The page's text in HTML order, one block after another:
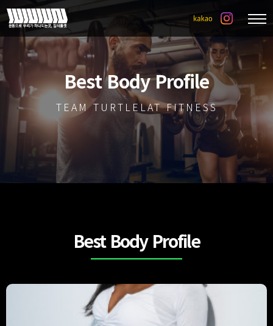
Best Body Profile
TEAM TURTLELAT FITNESS
Best Body Profile